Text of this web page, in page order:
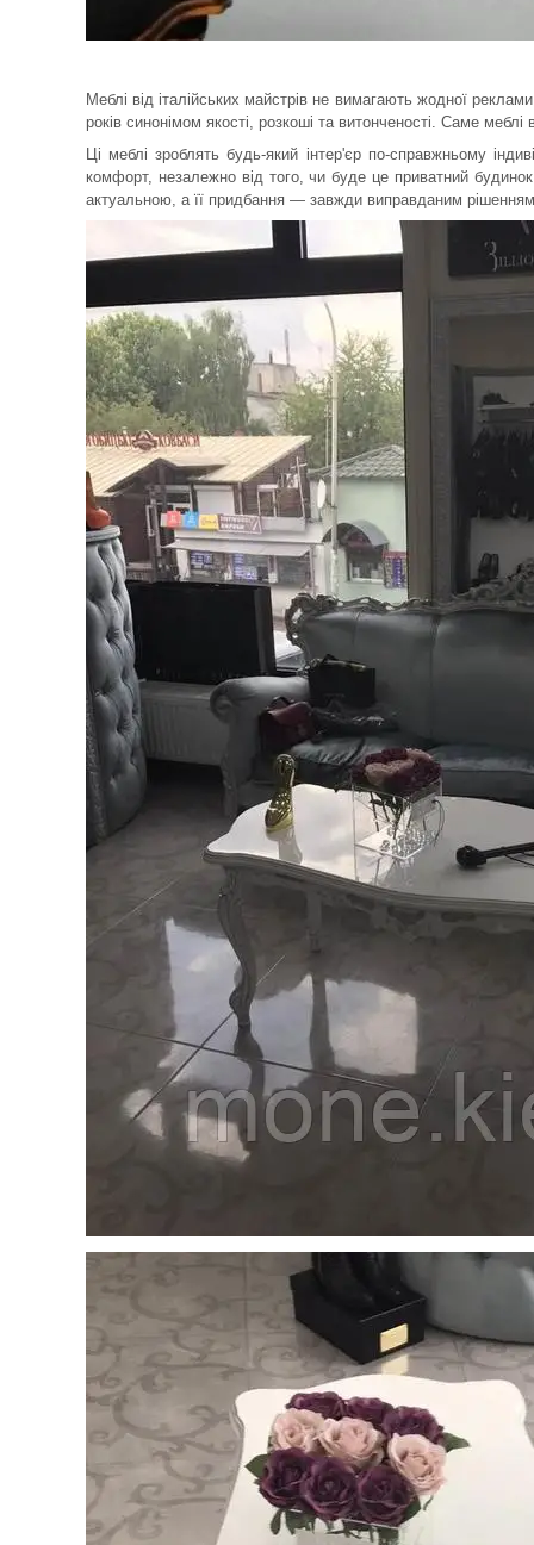
Меблі від італійських майстрів не вимагають жодної
років синонімом якості, розкоші та витонченості. Саме
Ці меблі зроблять будь-який інтер'єр по-справжньому
комфорт, незалежно від того, чи буде це приватний
актуальною, а її придбання — завжди виправданим